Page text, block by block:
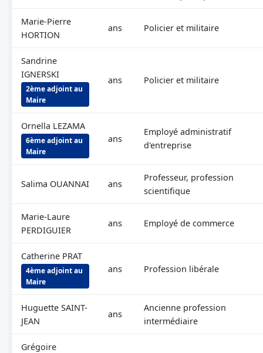
Marie-Pierre
HORTION
ans Policier et militaire
Sandrine
IGNERSKI
2ème adjoint au
Maire
ans Policier et militaire
Ornella LEZAMA
6ème adjoint au
Maire
ans
Employé administratif
d'entreprise
Salima OUANNAI ans
Professeur, profession
scientifique
Marie-Laure
PERDIGUIER
ans Employé de commerce
Catherine PRAT
4ème adjoint au
Maire
ans Profession libérale
Huguette SAINT-
JEAN
ans
Ancienne profession
intermédiaire
Grégoire